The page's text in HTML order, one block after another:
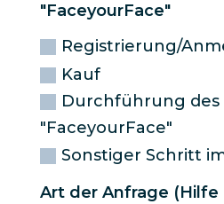
"FaceyourFace"
Registrierung/
Kauf
Durchführung des
"FaceyourFace"
Sonstiger Schritt
Art der Anfrage